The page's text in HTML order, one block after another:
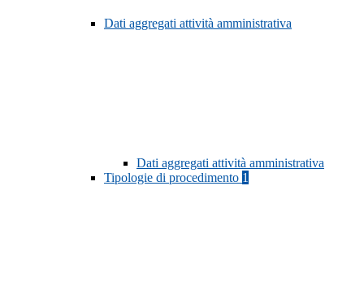
Dati aggregati attività amministrativa
Dati aggregati attività amministrativa
Tipologie di procedimento 1